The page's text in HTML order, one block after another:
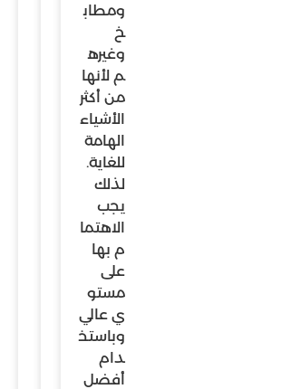
ومطاب
خ
وغيره
م لأنها
من أكثر
الأشياء
الهامة
للغاية.
لذلك
يجب
الاهتما
م بها
على
مستو
ي عالي
وباستخ
دام
أفضل